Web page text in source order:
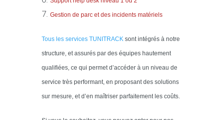
Gestion de parc et des incidents matériels
Tous les services TUNITRACK sont intégrés à notre
structure, et assurés par des équipes hautement
qualifiées, ce qui permet d’accéder à un niveau de
service très performant, en proposant des solutions
sur mesure, et d’en maîtriser parfaitement les coûts.